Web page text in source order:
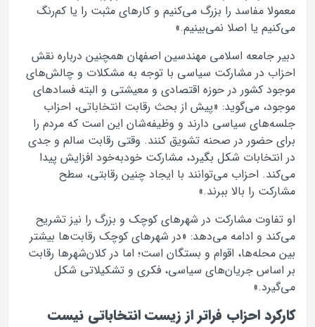
معمولا مفاسد را بزرگ می‌کنیم و کارهای مثبت را یا کم‌رنگ
می‌کنیم یا اصلا نمی‌بینیم.»
دبیر جامعه اسلامی مهندسین اصفهان همچنین درباره نقش
احزاب در مشارکت سیاسی با توجه به مشکلات و چالش‌های
موجود کشور در حوزه اقتصادی و معیشتی و البته فسادهای
موجود، می‌گوید: «پیش از بحث رقابت انتخاباتی، احزاب
جلسه‌های سیاسی دارند و وظیفه‌شان این است که مردم را
برای حضور در صحنه تشویق کنند. وقتی رقابت سالم و جدی
در انتخابات شکل بگیرد، مشارکت خودبه‌خود افزایش پیدا
می‌کند. احزاب می‌توانند با ایجاد چنین رقابتی، سطح
مشارکت را بالا ببرند.»
او تفاوت مشارکت در شهرهای کوچک و بزرگ را نیز تشریح
می‌کند و ادامه می‌دهد: «در شهرهای کوچک رقابت‌ها بیشتر
بین محله‌ها، اقوام و بستگان است؛ اما در کلان‌شهرها رقابت
بر اساس جریان‌های سیاسی، فکری و تشکیلاتی شکل
می‌گیرد.»
کارکرد احزاب فراتر از زیست انتخاباتی نیست